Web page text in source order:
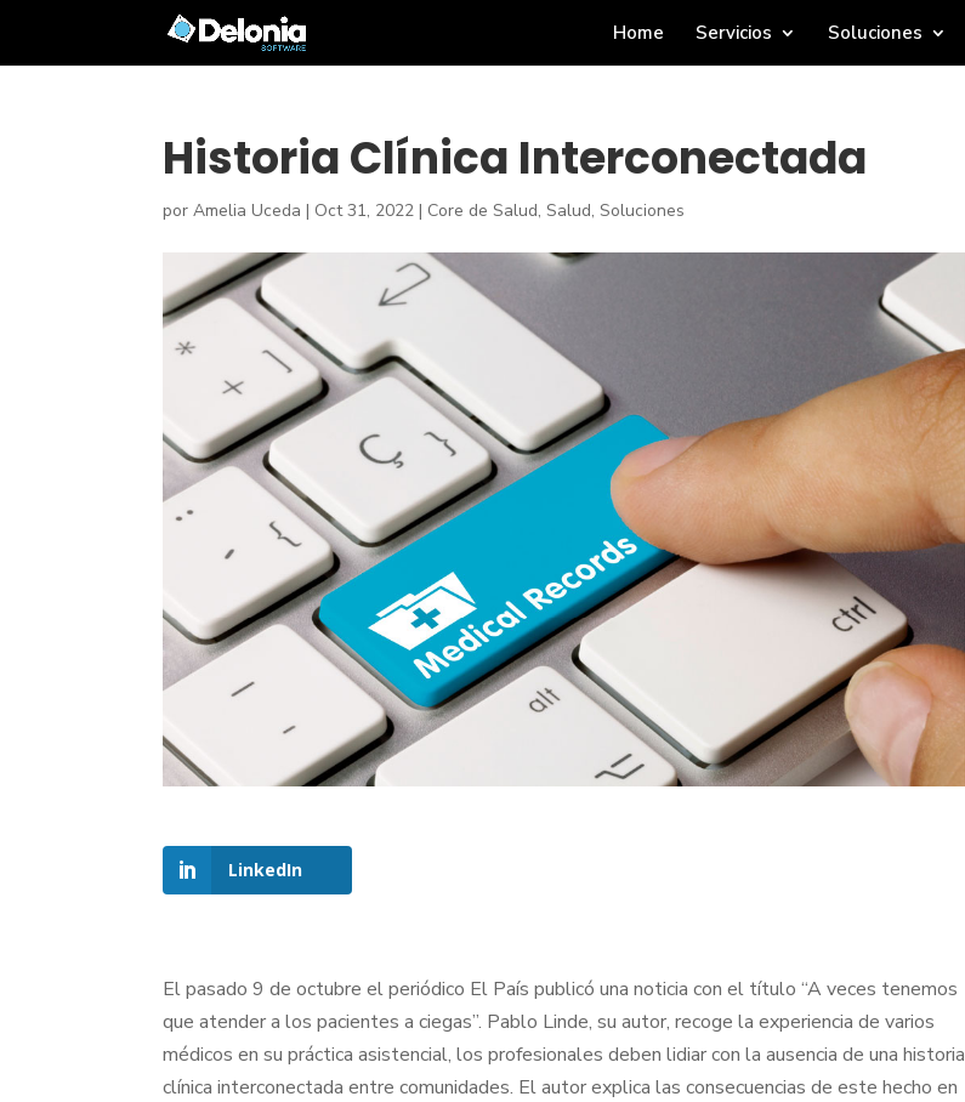
Home Servicios Soluciones
Historia Clínica Interconectada
porAmelia Uceda | Oct 31, 2022 | Core de Salud,Salud,Soluciones
LinkedIn
El pasado 9 de octubre el periódico El País publicó una noticia con el título “A veces tenemos
que atender a los pacientes a ciegas”. Pablo Linde, su autor, recoge la experiencia de varios
médicos en su práctica asistencial, los profesionales deben lidiar con la ausencia de una historia
clínica interconectada entre comunidades. El autor explica las consecuencias de este hecho en